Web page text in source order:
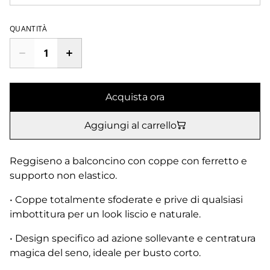
QUANTITÀ
Acquista ora
Aggiungi al carrello
Reggiseno a balconcino con coppe con ferretto e
supporto non elastico.
• Coppe totalmente sfoderate e prive di qualsiasi
imbottitura per un look liscio e naturale.
• Design specifico ad azione sollevante e centratura
magica del seno, ideale per busto corto.